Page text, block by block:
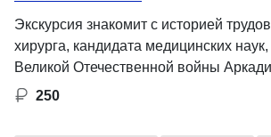
Экскурсия знакомит с историей
хирурга, кандидата медицинских наук,
Великой Отечественной войны
250